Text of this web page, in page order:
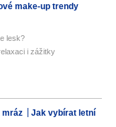
make-up trendy
lesk?
i zážitky
mráz
Jak vybírat letní